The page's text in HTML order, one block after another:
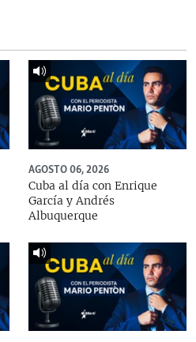
AGOSTO 06, 2026
Cuba al día con Enrique
García y Andrés
Albuquerque